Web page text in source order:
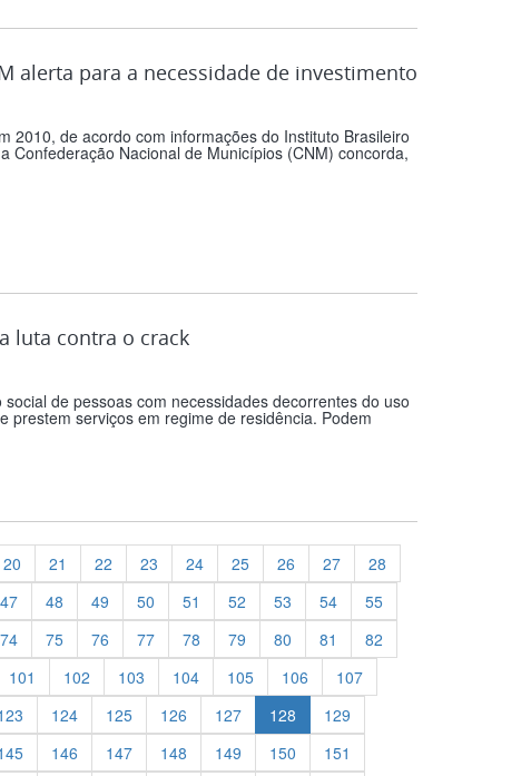
alerta para a necessidade de investimento
2010, de acordo com informações do Instituto Brasileiro
Confederação Nacional de Municípios (CNM) concorda,
luta contra o crack
de pessoas com necessidades decorrentes do uso
prestem serviços em regime de residência. Podem
20 21 22 23 24 25 26 27
28
47 48 49 50 51 52 53 54
55
74 75 76 77 78 79 80 81
82
101 102 103 104 105 106
107
124 125 126 127 128
129
146 147 148 149 150
151